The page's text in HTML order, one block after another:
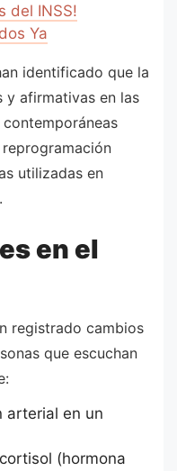
del INSS!
Ya
identificado que la
y afirmativas en las
utilizadas en
en el
registrado cambios
que escuchan
arterial en un
(hormona